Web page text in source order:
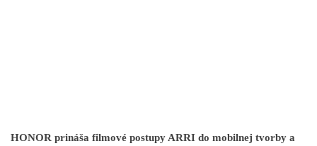
HONOR prináša filmové postupy ARRI do mobilnej tvorby a